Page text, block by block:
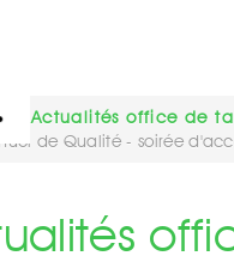
Qui sommes-nous ?
Agenda
: Actualités office de
de Qualité - soirée